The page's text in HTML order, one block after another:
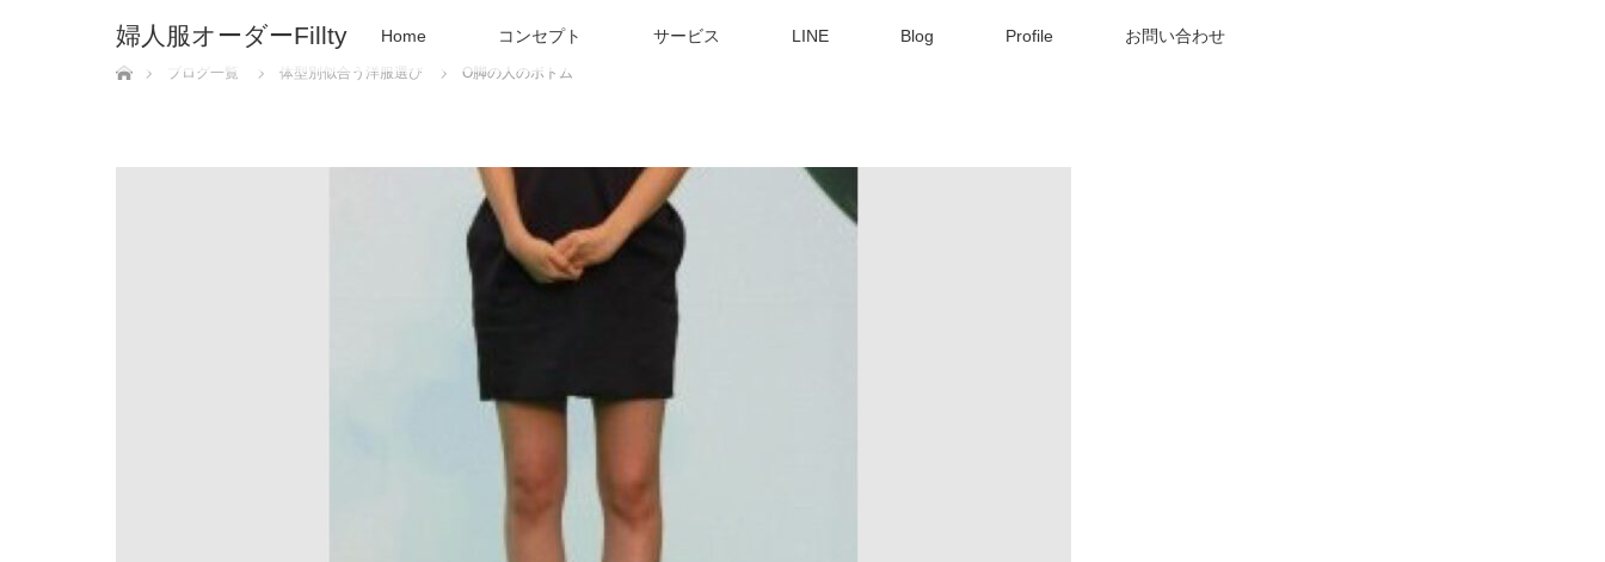
婦人服オーダーFillty Home コンセプト サービス LINE Blog Profile お問い合わせ
ホーム
ブログ一覧
体型別似合う洋服選び O脚の人のボトム